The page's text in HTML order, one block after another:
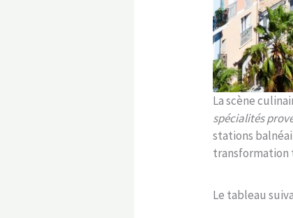
La scène
spécialités
stations
transformation
Le tableau